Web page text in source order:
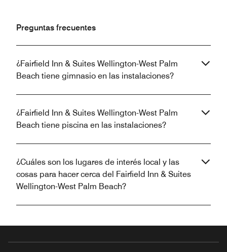
Preguntas frecuentes
¿Fairfield Inn & Suites Wellington-West Palm
Beach tiene gimnasio en las instalaciones?
¿Fairfield Inn & Suites Wellington-West Palm
Beach tiene piscina en las instalaciones?
¿Cuáles son los lugares de interés local y las
cosas para hacer cerca del Fairfield Inn & Suites
Wellington-West Palm Beach?